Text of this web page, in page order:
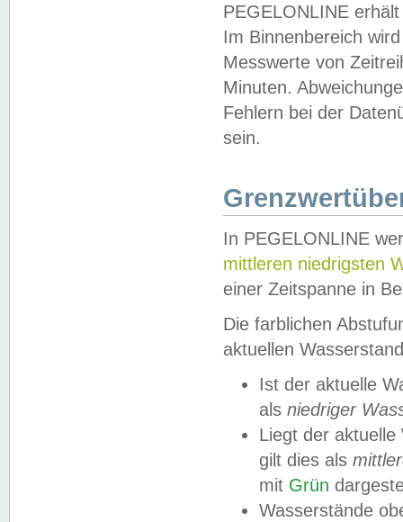
PEGELONLINE
Im Binnenbereich
Messwerte von
Minuten.
Fehlern bei der
sein.
In PEGELONLINE
mittleren niedrigsten
einer Zeitspanne in
Die farblichen
aktuellen
Ist der aktuelle
als niedriger
Liegt der
gilt dies als
mit Grün
Wasserstände